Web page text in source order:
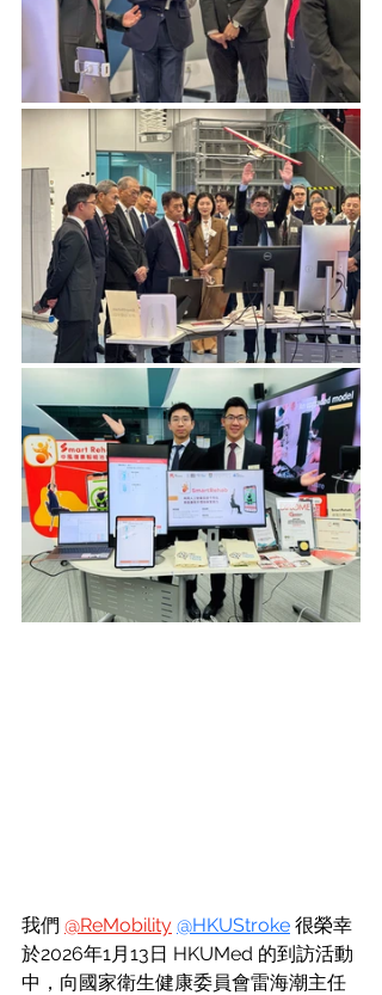
我們 @ReMobility @HKUStroke 很榮幸
於2026年1月13日 HKUMed 的到訪活動
中，向國家衛生健康委員會雷海潮主任